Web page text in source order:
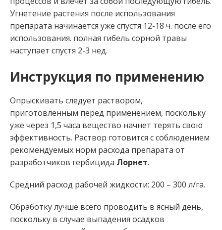
Угнетение растения после использования
препарата начинается уже спустя 12-18 ч. после его
использования. полная гибель сорной травы
наступает спустя 2-3 нед.
Инструкция по применению
Опрыскивать следует раствором,
приготовленным перед применением, поскольку
уже через 1,5 часа вещество начнет терять свою
эффективность. Раствор готовится с соблюдением
рекомендуемых норм расхода препарата от
разработчиков гербицида Лорнет.
Средний расход рабочей жидкости: 200 – 300 л/га.
Обработку лучше всего проводить в ясный день,
поскольку в случае выпадения осадков